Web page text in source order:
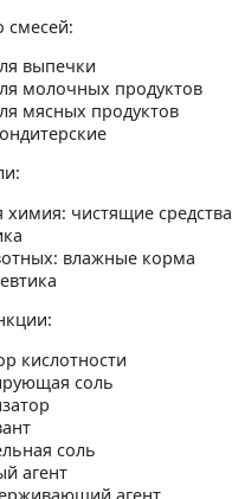
смесей:
выпечки
молочных продуктов
мясных продуктов
химия: чистящие средства
влажные корма
кислотности
соль
соль
агент
агент